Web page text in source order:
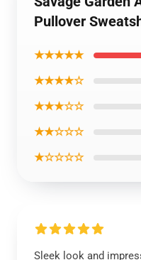
Pullover
★★★★★
★★★★☆
★★★☆☆
★★☆☆☆
★☆☆☆☆
Sleek look and